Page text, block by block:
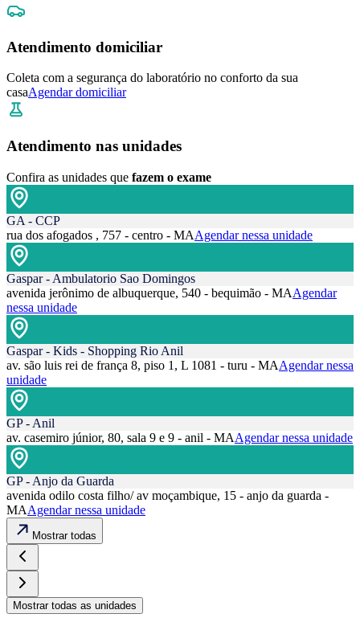
Atendimento domiciliar
Coleta com a segurança do laboratório no conforto da sua
casaAgendar domiciliar
Atendimento nas unidades
Confira as unidades que fazem o exame
GA - CCP
rua dos afogados , 757 - centro - MAAgendar nessa unidade
Gaspar - Ambulatorio Sao Domingos
avenida jerônimo de albuquerque, 540 - bequimão - MAAgendar
nessa unidade
Gaspar - Kids - Shopping Rio Anil
av. são luis rei de frança 8, piso 1, L 1081 - turu - MAAgendar nessa
unidade
GP - Anil
av. casemiro júnior, 80, sala 9 e 9 - anil - MAAgendar nessa unidade
GP - Anjo da Guarda
avenida odilo costa filho/ av moçambique, 15 - anjo da guarda -
MAAgendar nessa unidade
Mostrar todas
Mostrar todas as unidades